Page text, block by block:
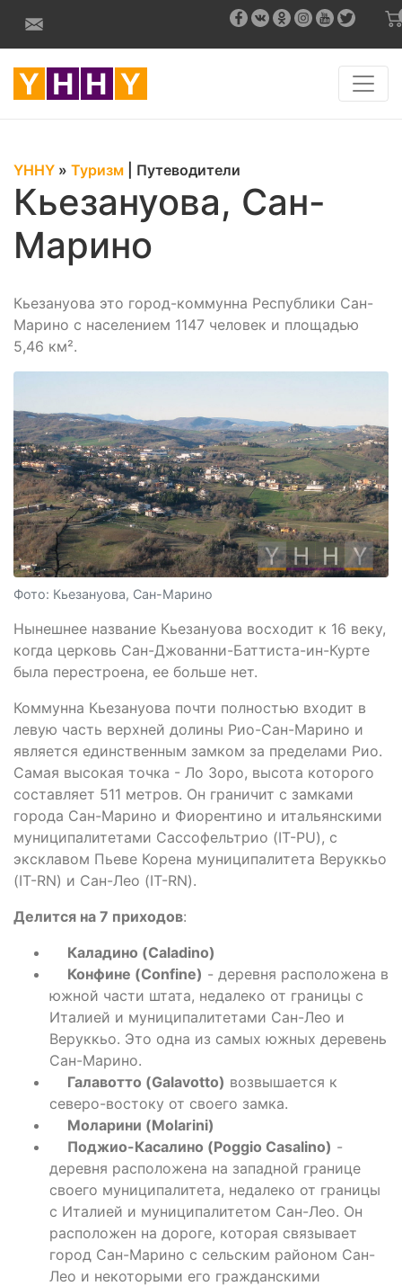
YHHY » Туризм Путеводители
Кьезануова, Сан-
Марино
Кьезануова это город-коммунна Республики Сан-
Марино с населением 1147 человек и площадью
5,46 км².
Фото: Кьезануова, Сан-Марино
Нынешнее название Кьезануова восходит к 16 веку,
когда церковь Сан-Джованни-Баттиста-ин-Курте
была перестроена, ее больше нет.
Коммунна Кьезануова почти полностью входит в
левую часть верхней долины Рио-Сан-Марино и
является единственным замком за пределами Рио.
Самая высокая точка - Ло Зоро, высота которого
составляет 511 метров. Он граничит с замками
города Сан-Марино и Фиорентино и итальянскими
муниципалитетами Сассофельтрио (IT-PU), с
эксклавом Пьеве Корена муниципалитета Веруккьо
(IT-RN) и Сан-Лео (IT-RN).
Делится на 7 приходов:
Каладино (Caladino)
Конфине (Confine) - деревня расположена в
южной части штата, недалеко от границы с
Италией и муниципалитетами Сан-Лео и
Веруккьо. Это одна из самых южных деревень
Сан-Марино.
Галавотто (Galavotto) возвышается к
северо-востоку от своего замка.
Моларини (Molarini)
Поджио-Касалино (Poggio Casalino) -
деревня расположена на западной границе
своего муниципалитета, недалеко от границы
с Италией и муниципалитетом Сан-Лео. Он
расположен на дороге, которая связывает
город Сан-Марино с сельским районом Сан-
Лео и некоторыми его гражданскими